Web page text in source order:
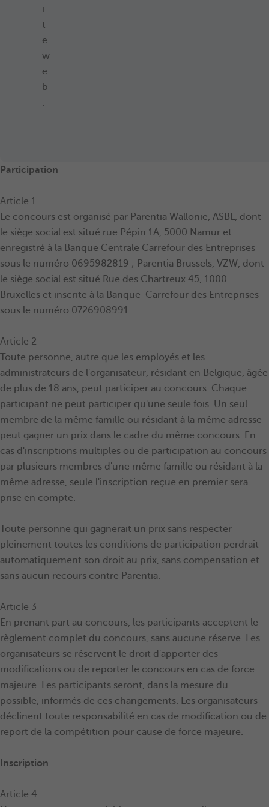
i
t
e
w
e
b
.
Participation
Article 1
Le concours est organisé par Parentia Wallonie, ASBL, dont
le siège social est situé rue Pépin 1A, 5000 Namur et
enregistré à la Banque Centrale Carrefour des Entreprises
sous le numéro 0695982819 ; Parentia Brussels, VZW, dont
le siège social est situé Rue des Chartreux 45, 1000
Bruxelles et inscrite à la Banque-Carrefour des Entreprises
sous le numéro 0726908991.
Article 2
Toute personne, autre que les employés et les
administrateurs de l'organisateur, résidant en Belgique, âgée
de plus de 18 ans, peut participer au concours. Chaque
participant ne peut participer qu'une seule fois. Un seul
membre de la même famille ou résidant à la même adresse
peut gagner un prix dans le cadre du même concours. En
cas d'inscriptions multiples ou de participation au concours
par plusieurs membres d'une même famille ou résidant à la
même adresse, seule l'inscription reçue en premier sera
prise en compte.
Toute personne qui gagnerait un prix sans respecter
pleinement toutes les conditions de participation perdrait
automatiquement son droit au prix, sans compensation et
sans aucun recours contre Parentia.
Article 3
En prenant part au concours, les participants acceptent le
règlement complet du concours, sans aucune réserve. Les
organisateurs se réservent le droit d'apporter des
modifications ou de reporter le concours en cas de force
majeure. Les participants seront, dans la mesure du
possible, informés de ces changements. Les organisateurs
déclinent toute responsabilité en cas de modification ou de
report de la compétition pour cause de force majeure.
Inscription
Article 4